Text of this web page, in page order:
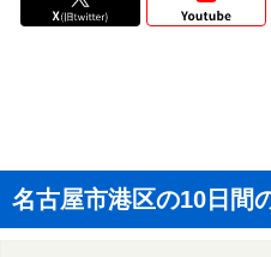
名古屋市港区の10日間